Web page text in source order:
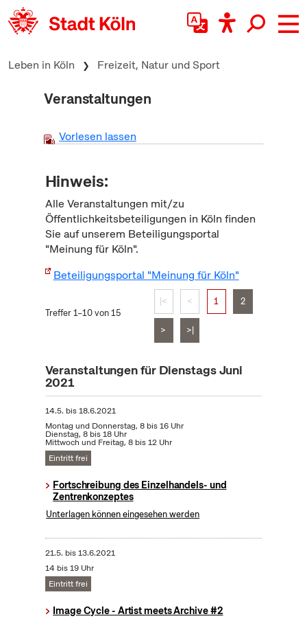
zum Inhalt springen
Leben in Köln Freizeit, Natur und Sport
Veranstaltungen
Vorlesen lassen
Hinweis:
Alle Veranstaltungen mit/zu
Öffentlichkeitsbeteiligungen in Köln finden
Sie auf unserem Beteiligungsportal
"Meinung für Köln".
Beteiligungsportal "Meinung für Köln"
Treffer 1–10 von 15
|< < 1 2
> >|
Veranstaltungen für Dienstags Juni
2021
14.5. bis18.6.2021
Montag und Donnerstag, 8 bis 16 Uhr
Dienstag, 8 bis 18 Uhr
Mittwoch und Freitag, 8 bis 12 Uhr
Eintritt frei
Fortschreibung des Einzelhandels- und
Zentrenkonzeptes
Unterlagen können eingesehen werden
21.5. bis13.6.2021
14 bis 19 Uhr
Eintritt frei
Image Cycle - Artist meets Archive #2